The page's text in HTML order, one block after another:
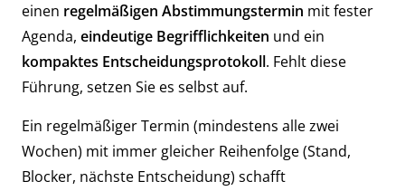
einen regelmäßigen Abstimmungstermin mit fester
Agenda, eindeutige Begrifflichkeiten und ein
kompaktes Entscheidungsprotokoll. Fehlt diese
Führung, setzen Sie es selbst auf.
Ein regelmäßiger Termin (mindestens alle zwei
Wochen) mit immer gleicher Reihenfolge (Stand,
Blocker, nächste Entscheidung) schafft